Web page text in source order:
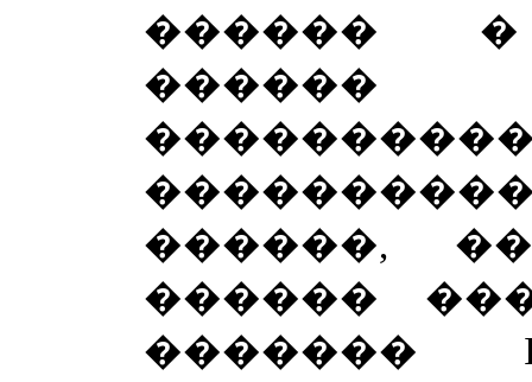
������ �
������,
������
�������